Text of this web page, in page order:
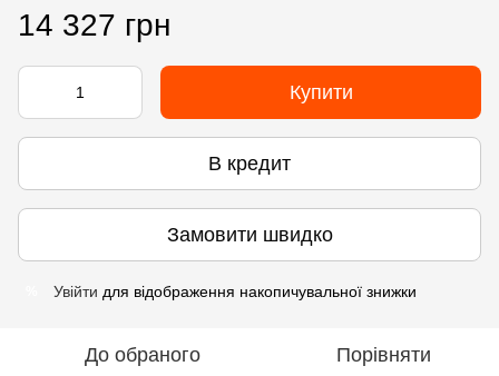
14 327 грн
Купити
В кредит
Замовити швидко
Увійти для відображення накопичувальної знижки
До обраного Порівняти